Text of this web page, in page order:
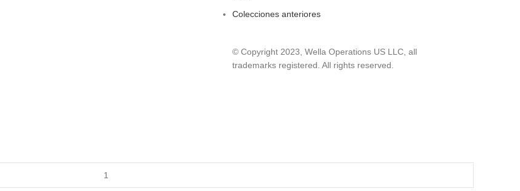
Colecciones anteriores
© Copyright 2023, Wella Operations US LLC, all
trademarks registered. All rights reserved.